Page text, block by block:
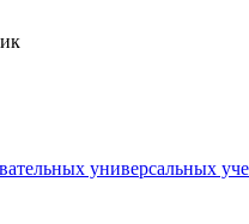
универсальных